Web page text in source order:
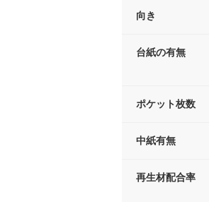
向き
台紙の有無
ポケット枚数
中紙有無
再生材配合率